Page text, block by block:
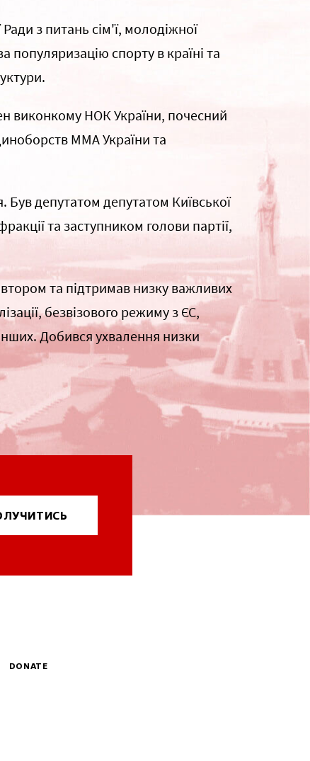
з питань сім'ї, молодіжної
популяризацію спорту в країні та
виконкому НОК України, почесний
ММА України та
депутатом депутатом Київської
та заступником голови партії,
та підтримав низку важливих
безвізового режиму з ЄС,
Добився ухвалення низки
DONATE